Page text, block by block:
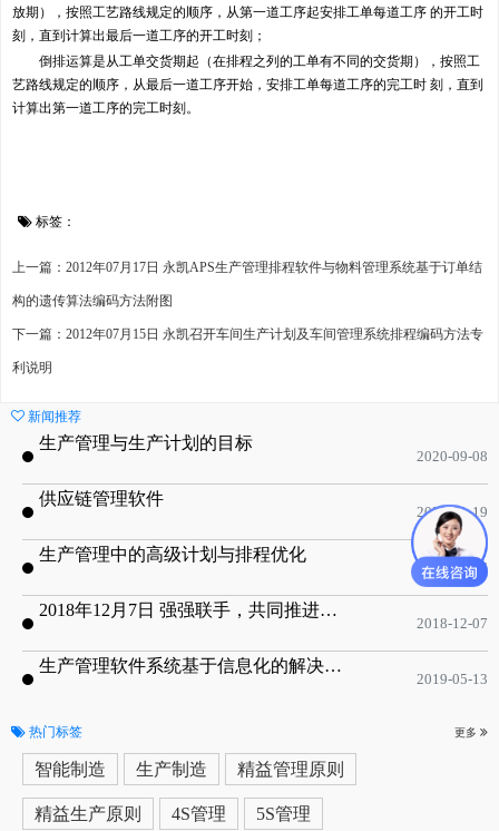
放期），按照工艺路线规定的顺序，从第一道工序起安排工单每道工序 的开工时
刻，直到计算出最后一道工序的开工时刻；
倒排运算是从工单交货期起（在排程之列的工单有不同的交货期），按照工
艺路线规定的顺序，从最后一道工序开始，安排工单每道工序的完工时 刻，直到
计算出第一道工序的完工时刻。
标签：
上一篇：2012年07月17日 永凯APS生产管理排程软件与物料管理系统基于订单结
构的遗传算法编码方法附图
下一篇：2012年07月15日 永凯召开车间生产计划及车间管理系统排程编码方法专
利说明
新闻推荐
生产管理与生产计划的目标
2020-09-08
供应链管理软件
2020-01-19
生产管理中的高级计划与排程优化
2019-05-16
2018年12月7日 强强联手，共同推进电子器件领域APS应用典范 风华高科生产自动化工业互联网应用项目-APS项目启动会
2018-12-07
生产管理软件系统基于信息化的解决方案
2019-05-13
热门标签 更多
智能制造 生产制造 精益管理原则
精益生产原则 4S管理 5S管理